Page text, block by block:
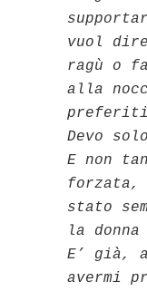
vuol
ragù o
alla
Devo
E non
forzata,
stato
la donna
E’ già,
avermi